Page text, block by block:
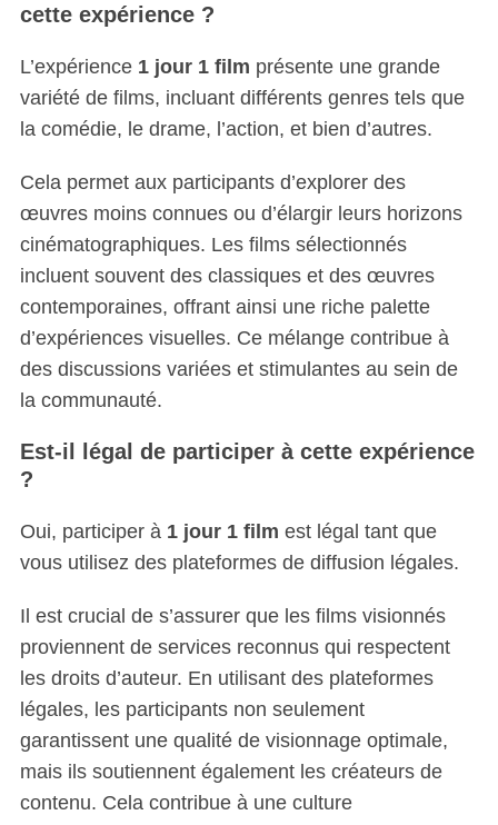
cette expérience ?
L’expérience 1 jour 1 film présente une grande
variété de films, incluant différents genres tels que
la comédie, le drame, l’action, et bien d’autres.
Cela permet aux participants d’explorer des
œuvres moins connues ou d’élargir leurs horizons
cinématographiques. Les films sélectionnés
incluent souvent des classiques et des œuvres
contemporaines, offrant ainsi une riche palette
d’expériences visuelles. Ce mélange contribue à
des discussions variées et stimulantes au sein de
la communauté.
Est-il légal de participer à cette expérience
?
Oui, participer à 1 jour 1 film est légal tant que
vous utilisez des plateformes de diffusion légales.
Il est crucial de s’assurer que les films visionnés
proviennent de services reconnus qui respectent
les droits d’auteur. En utilisant des plateformes
légales, les participants non seulement
garantissent une qualité de visionnage optimale,
mais ils soutiennent également les créateurs de
contenu. Cela contribue à une culture